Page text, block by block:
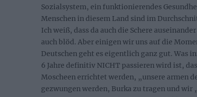
Sozialsystem, ein funktionierendes
Menschen in diesem Land sind im
Ich weiß, dass da auch die Schere
auch blöd. Aber einigen wir uns auf die
Deutschen geht es eigentlich ganz gut. Was
6 Jahre definitiv NICHT passieren wird ist,
Moscheen errichtet werden, „unsere armen
gezwungen werden, Burka zu tragen und wir